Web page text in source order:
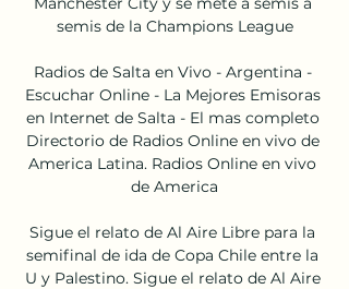
semis de la Champions League
Radios de Salta en Vivo - Argentina -
Escuchar Online - La Mejores Emisoras
en Internet de Salta - El mas completo
Directorio de Radios Online en vivo de
America Latina. Radios Online en vivo
de America
Sigue el relato de Al Aire Libre para la
semifinal de ida de Copa Chile entre la
U y Palestino. Sigue el relato de Al Aire